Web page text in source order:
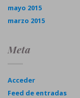
mayo 2015
marzo 2015
Meta
Acceder
Feed de entradas